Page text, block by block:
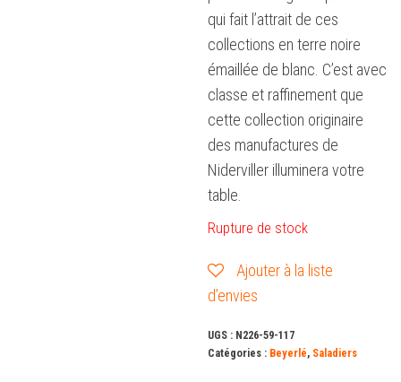
qui fait l’attrait de ces
collections en terre noire
émaillée de blanc. C’est avec
classe et raffinement que
cette collection originaire
des manufactures de
Niderviller illuminera votre
table.
Rupture de stock
Ajouter à la liste
d’envies
UGS : N226-59-117
Catégories : Beyerlé, Saladiers